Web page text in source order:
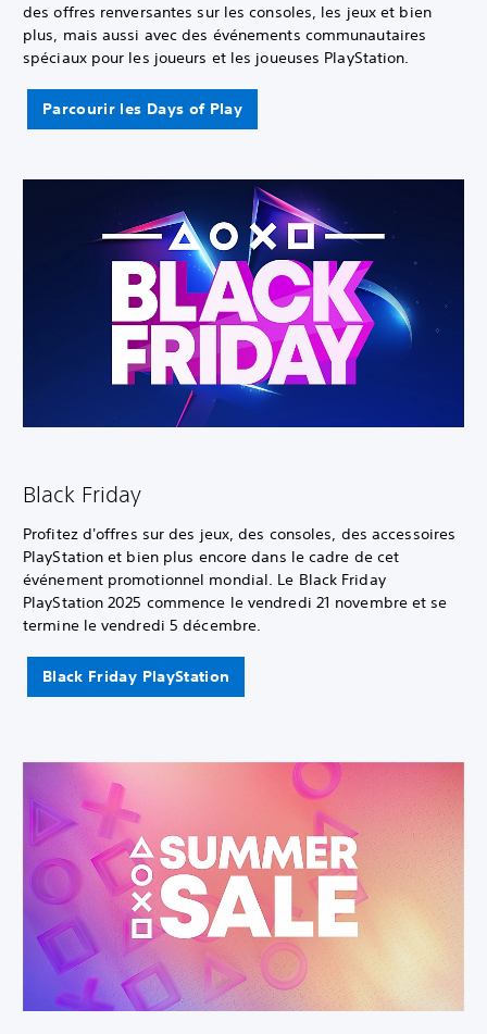
des offres renversantes sur les consoles, les jeux et bien
plus, mais aussi avec des événements communautaires
spéciaux pour les joueurs et les joueuses PlayStation.
Parcourir les Days of Play
Black Friday
Profitez d'offres sur des jeux, des consoles, des accessoires
PlayStation et bien plus encore dans le cadre de cet
événement promotionnel mondial. Le Black Friday
PlayStation 2025 commence le vendredi 21 novembre et se
termine le vendredi 5 décembre.
Black Friday PlayStation